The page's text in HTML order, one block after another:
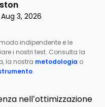
3, 2026
indipendente e le
i nostri test. Consulta la
la nostra metodologia o
.
nell’ottimizzazione